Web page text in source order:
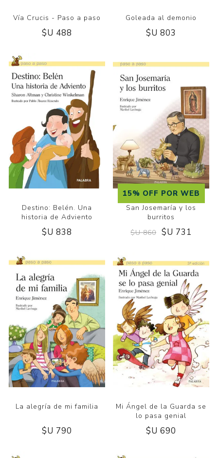
Vía Crucis - Paso a paso
$U 488
Goleada al demonio
$U 803
Destino: Belén. Una
historia de Adviento
$U 838
15% OFF POR WEB
San Josemaría y los
burritos
$U 860 $U 731
La alegría de mi familia
$U 790
Mi Ángel de la Guarda se
lo pasa genial
$U 690